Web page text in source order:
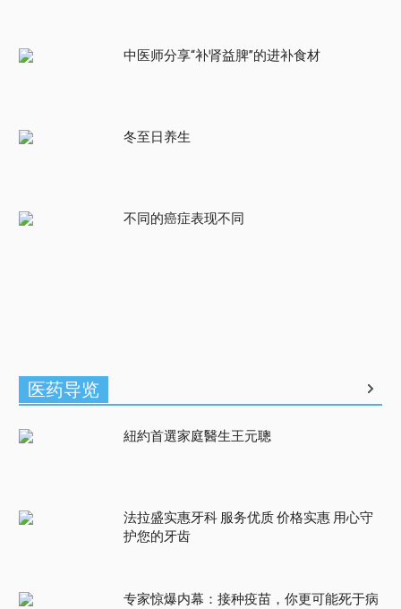
中医师分享“补肾益脾”的进补食材
冬至日养生
不同的癌症表现不同
医药导览
紐約首選家庭醫生王元聰
法拉盛实惠牙科 服务优质 价格实惠 用心守
护您的牙齿
专家惊爆内幕：接种疫苗，你更可能死于病